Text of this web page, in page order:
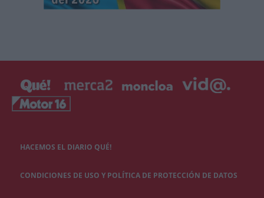
HACEMOS EL DIARIO QUÉ!
CONDICIONES DE USO Y POLÍTICA DE PROTECCIÓN DE DATOS